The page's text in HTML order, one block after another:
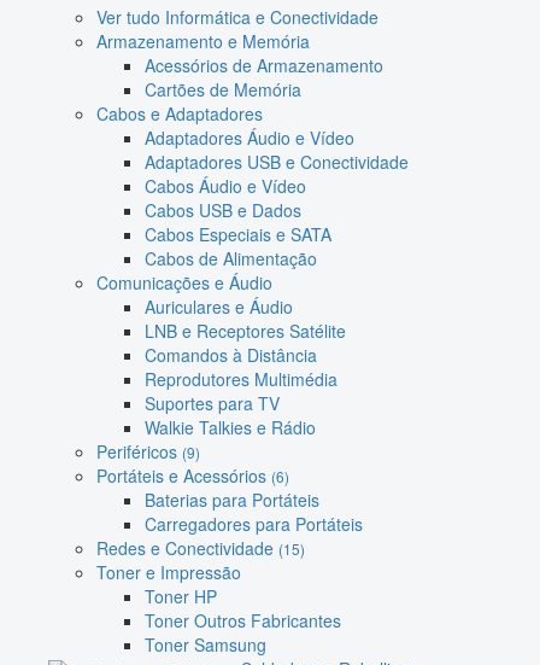
Ver tudo Informática e Conectividade
Armazenamento e Memória
Acessórios de Armazenamento
Cartões de Memória
Cabos e Adaptadores
Adaptadores Áudio e Vídeo
Adaptadores USB e Conectividade
Cabos Áudio e Vídeo
Cabos USB e Dados
Cabos Especiais e SATA
Cabos de Alimentação
Comunicações e Áudio
Auriculares e Áudio
LNB e Receptores Satélite
Comandos à Distância
Reprodutores Multimédia
Suportes para TV
Walkie Talkies e Rádio
Periféricos (9)
Portáteis e Acessórios (6)
Baterias para Portáteis
Carregadores para Portáteis
Redes e Conectividade (15)
Toner e Impressão
Toner HP
Toner Outros Fabricantes
Toner Samsung